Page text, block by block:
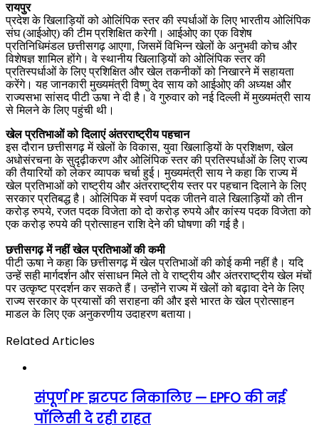
रायपुर
प्रदेश के खिलाड़ियों को ओलिंपिक स्तर की स्पर्धाओं के लिए भारतीय ओलिंपिक
संघ (आईओए) की टीम प्रशिक्षित करेगी। आईओए का एक विशेष
प्रतिनिधिमंडल छत्तीसगढ़ आएगा, जिसमें विभिन्न खेलों के अनुभवी कोच और
विशेषज्ञ शामिल होंगे। वे स्थानीय खिलाड़ियों को ओलिंपिक स्तर की
प्रतिस्पर्धाओं के लिए प्रशिक्षित और खेल तकनीकों को निखारने में सहायता
करेंगे। यह जानकारी मुख्यमंत्री विष्णु देव साय को आईओए की अध्यक्ष और
राज्यसभा सांसद पीटी ऊषा ने दी है। वे गुरुवार को नई दिल्ली में मुख्यमंत्री साय
से मिलने के लिए पहुंची थी।
खेल प्रतिभाओं को दिलाएं अंतरराष्ट्रीय पहचान
इस दौरान छत्तीसगढ़ में खेलों के विकास, युवा खिलाड़ियों के प्रशिक्षण, खेल
अधोसंरचना के सुदृढ़ीकरण और ओलिंपिक स्तर की प्रतिस्पर्धाओं के लिए राज्य
की तैयारियों को लेकर व्यापक चर्चा हुई। मुख्यमंत्री साय ने कहा कि राज्य में
खेल प्रतिभाओं को राष्ट्रीय और अंतरराष्ट्रीय स्तर पर पहचान दिलाने के लिए
सरकार प्रतिबद्ध है। ओलिंपिक में स्वर्ण पदक जीतने वाले खिलाड़ियों को तीन
करोड़ रुपये, रजत पदक विजेता को दो करोड़ रुपये और कांस्य पदक विजेता को
एक करोड़ रुपये की प्रोत्साहन राशि देने की घोषणा की गई है।
छत्तीसगढ़ में नहीं खेल प्रतिभाओं की कमी
पीटी ऊषा ने कहा कि छत्तीसगढ़ में खेल प्रतिभाओं की कोई कमी नहीं है। यदि
उन्हें सही मार्गदर्शन और संसाधन मिले तो वे राष्ट्रीय और अंतरराष्ट्रीय खेल मंचों
पर उत्कृष्ट प्रदर्शन कर सकते हैं। उन्होंने राज्य में खेलों को बढ़ावा देने के लिए
राज्य सरकार के प्रयासों की सराहना की और इसे भारत के खेल प्रोत्साहन
माडल के लिए एक अनुकरणीय उदाहरण बताया।
Related Articles
संपूर्ण PF झटपट निकालिए — EPFO की नई
पॉलिसी दे रही राहत